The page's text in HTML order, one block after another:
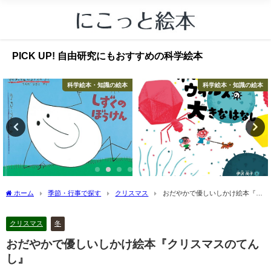
PICK UP! 自由研究にもおすすめの科学絵本
科学絵本・知識の絵本 科学絵本・知識の絵本
ホーム 季節・行事で探す クリスマス
おだやかで優しいしかけ絵本『ク
クリスマス 冬
おだやかで優しいしかけ絵本『クリスマスのてん
し』